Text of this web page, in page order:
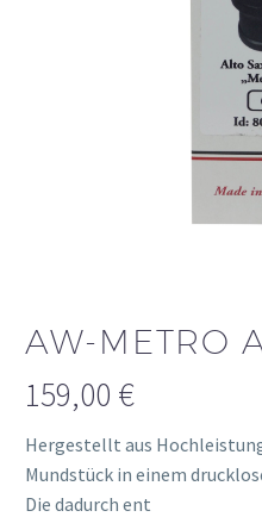
AW-METRO
159,00 €
Hergestellt aus
Mundstück in einem
Die dadurch ent